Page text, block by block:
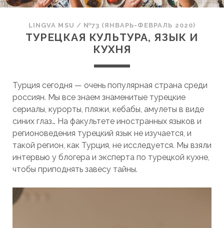
LINGVA MSU / №73 (ЯНВАРЬ-ФЕВРАЛЬ 2020)
ТУРЕЦКАЯ КУЛЬТУРА, ЯЗЫК И
КУХНЯ
Турция сегодня — очень популярная страна среди
россиян. Мы все знаем знаменитые турецкие
сериалы, курорты, пляжи, кебабы, амулеты в виде
синих глаз… На факультете иностранных языков и
регионоведения турецкий язык не изучается, и
такой регион, как Турция, не исследуется. Мы взяли
интервью у блогера и эксперта по турецкой кухне,
чтобы приподнять завесу тайны.